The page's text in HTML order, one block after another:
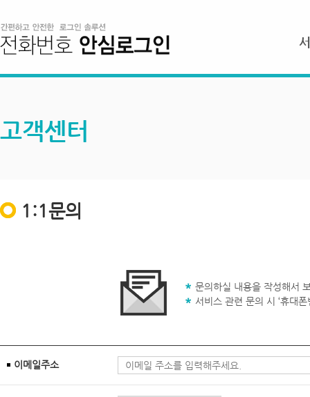
고객센터
1:1문의
문의하실 내용을 작성해서
서비스 관련 문의 시 ‘휴대
이메일주소